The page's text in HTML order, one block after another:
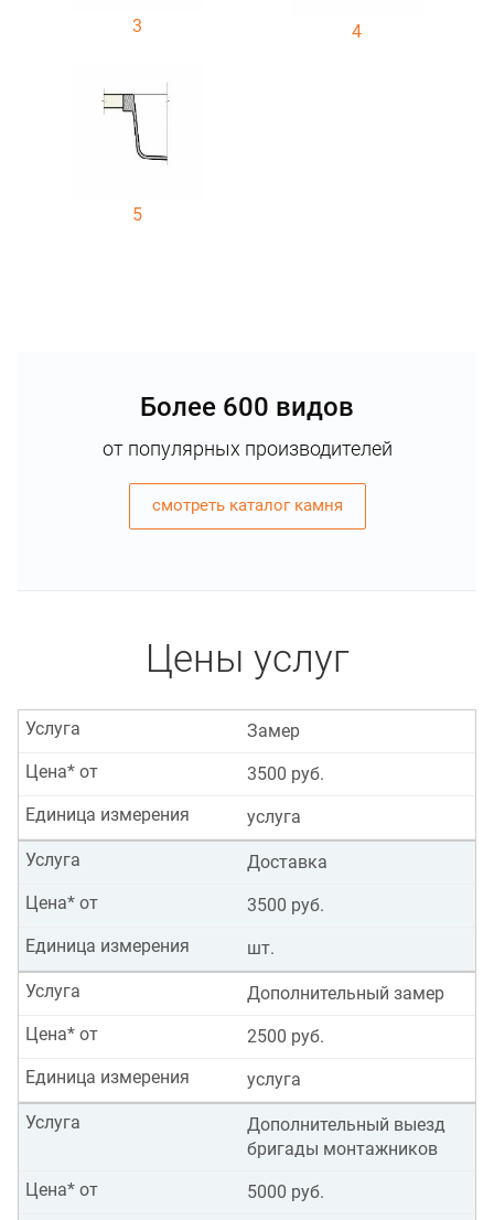
3 4
5
Более 600 видов
от популярных производителей
смотреть каталог камня
Цены услуг
Замер
Услуга
3500 руб.
Цена* от
услуга
Единица измерения
Доставка
Услуга
3500 руб.
Цена* от
шт.
Единица измерения
Дополнительный замер
Услуга
2500 руб.
Цена* от
услуга
Единица измерения
Дополнительный выезд
бригады монтажников
Услуга
5000 руб.
Цена* от